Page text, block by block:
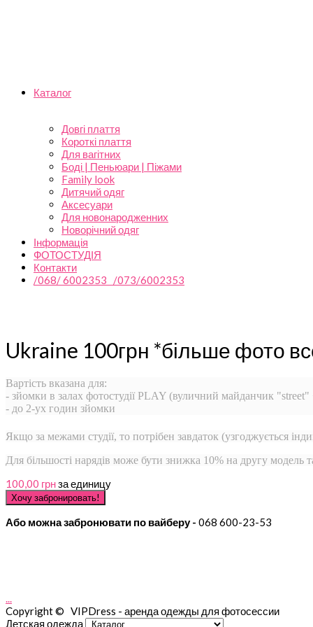
Каталог
Довгі плаття
Короткі плаття
Для вагітних
Боді | Пеньюари | Піжами
Family look
Дитячий одяг
Аксесуари
Для новонародженних
Новорічний одяг
Інформація
ФОТОСТУДІЯ
Контакти
/068/ 6002353 /073/6002353
Ukraine 100грн *більше фото
Вартість вказана для:
- зйомки в залах фотостудії PLAY (вуличний майданчик "street"
- до 2-ух годин зйомки
Якщо за межами студії, то потрібен завдаток (узгоджується
Для більшості нарядів може бути знижка 10% на другу
100,00 грнза единицу
Або можна забронювати по вайберу - 068 600-23-53
...
Copyright © VIPDress - аренда одежды для фотосессии
Детская одежда